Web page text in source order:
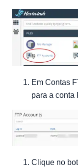
Em Contas
para a conta
Clique no